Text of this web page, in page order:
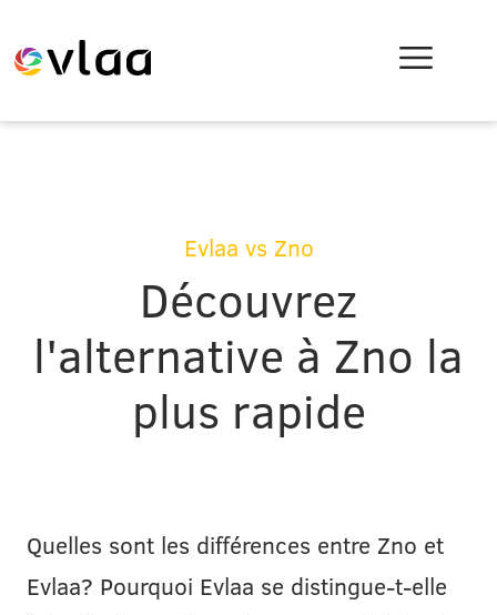
Evlaa vs Zno
Découvrez
l'alternative à Zno la
plus rapide
Quelles sont les différences entre Zno et
Evlaa? Pourquoi Evlaa se distingue-t-elle